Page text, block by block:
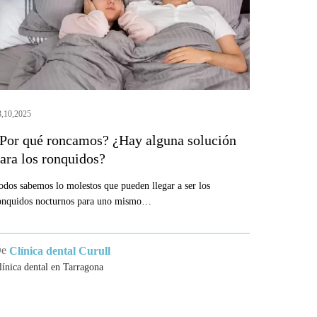
qué roncamos? ¿Hay alguna solución
los ronquidos?
sabemos lo molestos que pueden llegar a ser los
nocturnos para uno mismo…
Clínica dental Curull
dental en Tarragona